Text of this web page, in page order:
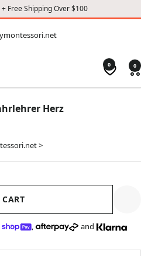
Free Shipping Over $100
0 0
Herz
>
, and